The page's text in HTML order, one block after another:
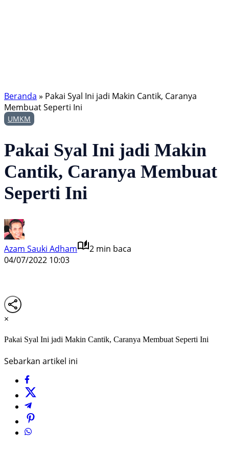
Beranda » Pakai Syal Ini jadi Makin Cantik, Caranya
Membuat Seperti Ini
UMKM
Pakai Syal Ini jadi Makin
Cantik, Caranya Membuat
Seperti Ini
Azam Sauki Adham
2 min baca
04/07/2022 10:03
×
Pakai Syal Ini jadi Makin Cantik, Caranya Membuat Seperti Ini
Sebarkan artikel ini